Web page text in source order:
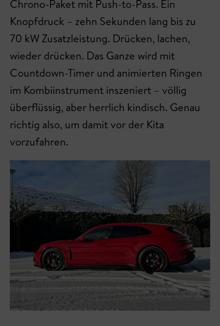
Chrono-Paket mit Push-to-Pass. Ein
Knopfdruck – zehn Sekunden lang bis zu
70 kW Zusatzleistung. Drücken, lachen,
wieder drücken. Das Ganze wird mit
Countdown-Timer und animierten Ringen
im Kombiinstrument inszeniert – völlig
überflüssig, aber herrlich kindisch. Genau
richtig also, um damit vor der Kita
vorzufahren.